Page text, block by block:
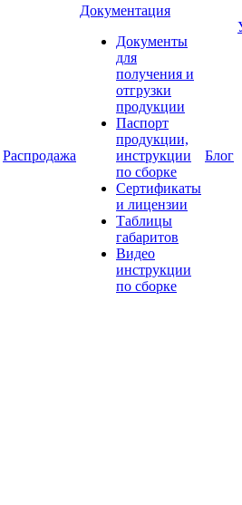
Распродажа
Документация
Документы
для
получения и
отгрузки
продукции
Паспорт
продукции,
инструкции
по сборке
Сертификаты
и лицензии
Таблицы
габаритов
Видео
инструкции
по сборке
Блог